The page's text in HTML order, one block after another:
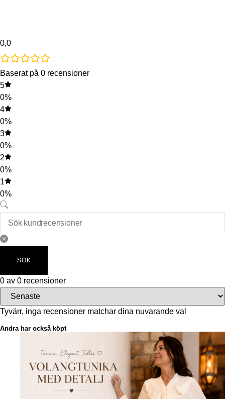
0,0
Baserat på 0 recensioner
5
0%
4
0%
3
0%
2
0%
1
0%
SÖK
0 av 0 recensioner
Tyvärr, inga recensioner matchar dina nuvarande val
Andra har också köpt